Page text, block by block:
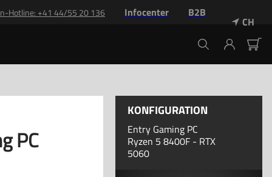
Hotline: +41 44/55 20 136 Infocenter B2B
CH
PC
KONFIGURATION
Entry Gaming PC
Ryzen 5 8400F - RTX
5060